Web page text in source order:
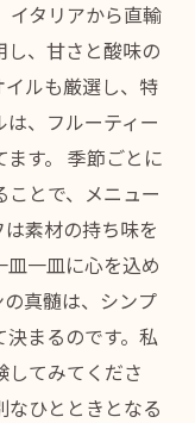
イタリアから直輸
、甘さと酸味の
ルも厳選し、特
、フルーティー
す。 季節ごとに
とで、メニュー
素材の持ち味を
一皿に心を込め
真髄は、シンプ
まるのです。私
してみてくださ
なひとときとなる